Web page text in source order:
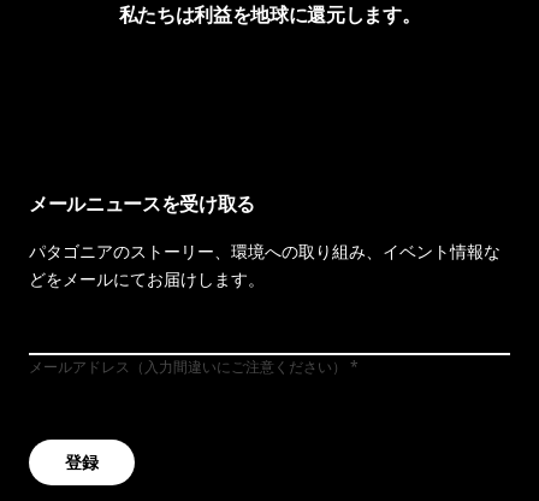
私たちは利益を地球に還元します。
メールニュースを受け取る
パタゴニアのストーリー、環境への取り組み、イベント情報な
どをメールにてお届けします。
メールアドレス（入力間違いにご注意ください）
登録